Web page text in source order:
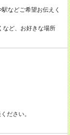
などご希望お伝えく
ど、お好きな場所
ださい。